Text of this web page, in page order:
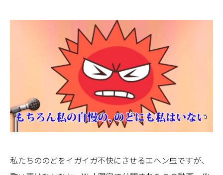
私たちののどをイガイガ不快にさせるエヘン虫ですが、